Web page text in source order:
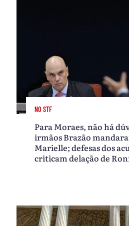
NO STF
Para Moraes, não há
irmãos Brazão
Marielle; defesas dos
criticam delação de